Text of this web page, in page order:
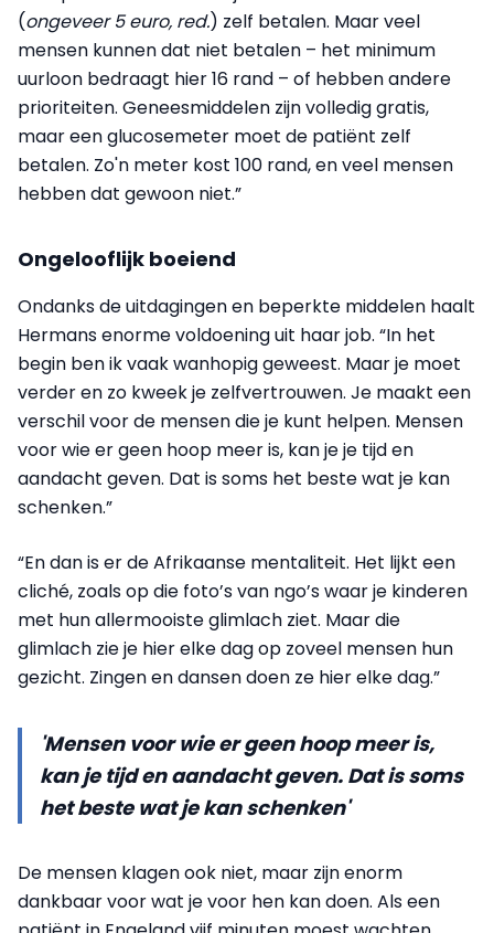
(ongeveer 5 euro, red.) zelf betalen. Maar veel
mensen kunnen dat niet betalen – het minimum
uurloon bedraagt hier 16 rand – of hebben andere
prioriteiten. Geneesmiddelen zijn volledig gratis,
maar een glucosemeter moet de patiënt zelf
betalen. Zo'n meter kost 100 rand, en veel mensen
hebben dat gewoon niet.”
Ongelooflijk boeiend
Ondanks de uitdagingen en beperkte middelen haalt
Hermans enorme voldoening uit haar job. “In het
begin ben ik vaak wanhopig geweest. Maar je moet
verder en zo kweek je zelfvertrouwen. Je maakt een
verschil voor de mensen die je kunt helpen. Mensen
voor wie er geen hoop meer is, kan je je tijd en
aandacht geven. Dat is soms het beste wat je kan
schenken.”
“En dan is er de Afrikaanse mentaliteit. Het lijkt een
cliché, zoals op die foto’s van ngo’s waar je kinderen
met hun allermooiste glimlach ziet. Maar die
glimlach zie je hier elke dag op zoveel mensen hun
gezicht. Zingen en dansen doen ze hier elke dag.”
'Mensen voor wie er geen hoop meer is,
kan je tijd en aandacht geven. Dat is soms
het beste wat je kan schenken'
De mensen klagen ook niet, maar zijn enorm
dankbaar voor wat je voor hen kan doen. Als een